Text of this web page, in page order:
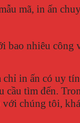
mã, in ấn
nhiêu
chỉ in ấn có uy
tìm đến.
chúng tôi,